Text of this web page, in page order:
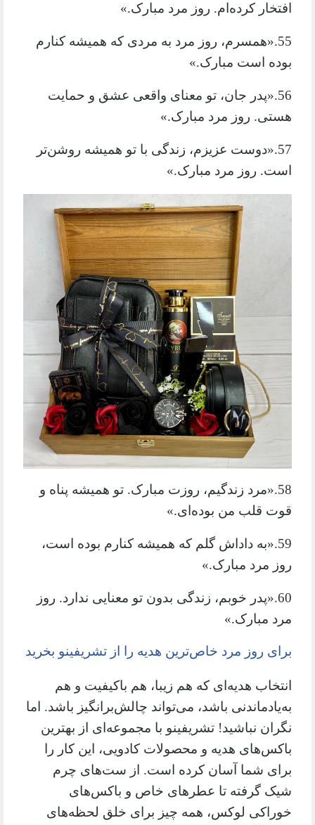
افتخار کرده‌ام. روز مرد مبارک.»
55.«همسرم، روز مرد به مردی که همیشه کنارم
بوده است مبارک.»
56.«پدر جان، تو معنای واقعی عشق و حمایت
هستی. روز مرد مبارک.»
57.«دوست عزیزم، زندگی با تو همیشه روشن‌تر
است. روز مرد مبارک.»
58.«مرد زندگیم، روزت مبارک. تو همیشه پناه و
قوت قلب من بوده‌ای.»
59.«به داداش گلم که همیشه کنارم بوده است،
روز مرد مبارک.»
60.«پدر خوبم، زندگی بدون تو معنایی ندارد. روز
مرد مبارک.»
برای روز مرد خاص‌ترین هدیه را از تشریفینو بخرید
انتخاب هدیه‌ای که هم زیبا، هم باکیفیت و هم
به‌یادماندنی باشد، می‌تواند چالش‌برانگیز باشد. اما
نگران نباشید! تشریفینو با مجموعه‌ای از بهترین
باکس‌های هدیه و محصولات کادویی، این کار را
برای شما آسان کرده است. از ست‌های چرم
شیک گرفته تا عطرهای خاص و باکس‌های
خوراکی لوکس، همه چیز برای خلق لحظه‌های